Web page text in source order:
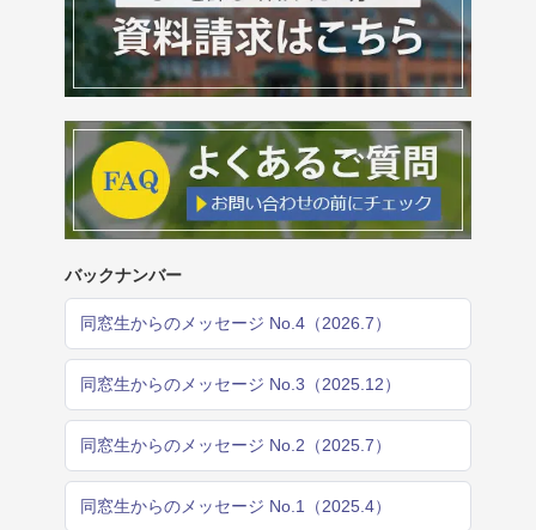
バックナンバー
同窓生からのメッセージ No.4（2026.7）
同窓生からのメッセージ No.3（2025.12）
同窓生からのメッセージ No.2（2025.7）
同窓生からのメッセージ No.1（2025.4）